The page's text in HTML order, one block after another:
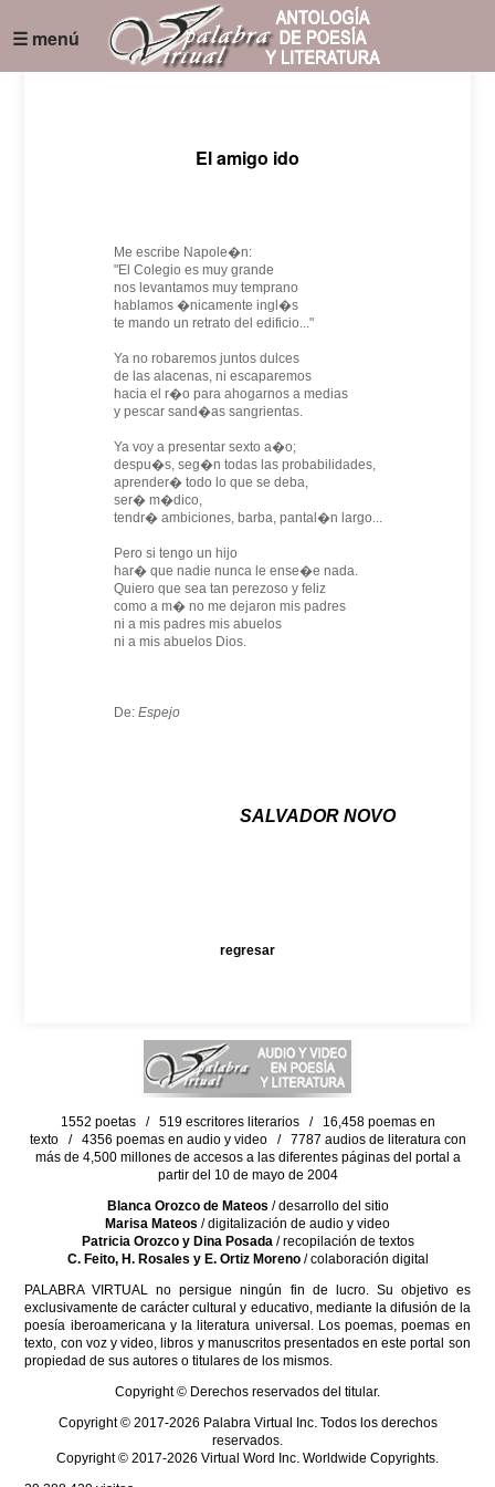
☰ menú
El amigo ido
Me escribe Napole�n:
"El Colegio es muy grande
nos levantamos muy temprano
hablamos �nicamente ingl�s
te mando un retrato del edificio..."
Ya no robaremos juntos dulces
de las alacenas, ni escaparemos
hacia el r�o para ahogarnos a medias
y pescar sand�as sangrientas.
Ya voy a presentar sexto a�o;
despu�s, seg�n todas las probabilidades,
aprender� todo lo que se deba,
ser� m�dico,
tendr� ambiciones, barba, pantal�n largo...
Pero si tengo un hijo
har� que nadie nunca le ense�e nada.
Quiero que sea tan perezoso y feliz
como a m� no me dejaron mis padres
ni a mis padres mis abuelos
ni a mis abuelos Dios.
De: Espejo
SALVADOR NOVO
regresar
1552 poetas / 519 escritores literarios / 16,458 poemas en
texto / 4356 poemas en audio y video / 7787 audios de literatura con
más de 4,500 millones de accesos a las diferentes páginas del portal a
partir del 10 de mayo de 2004
Blanca Orozco de Mateos / desarrollo del sitio
Marisa Mateos / digitalización de audio y video
Patricia Orozco y Dina Posada/ recopilación de textos
C. Feito, H. Rosales y E. Ortiz Moreno/ colaboración digital
PALABRA VIRTUAL no persigue ningún fin de lucro. Su objetivo es
exclusivamente de carácter cultural y educativo, mediante la difusión de la
poesía iberoamericana y la literatura universal. Los poemas, poemas en
texto, con voz y video, libros y manuscritos presentados en este portal son
propiedad de sus autores o titulares de los mismos.
Copyright © Derechos reservados del titular.
Copyright © 2017-2026 Palabra Virtual Inc. Todos los derechos
reservados.
Copyright © 2017-2026 Virtual Word Inc. Worldwide Copyrights.